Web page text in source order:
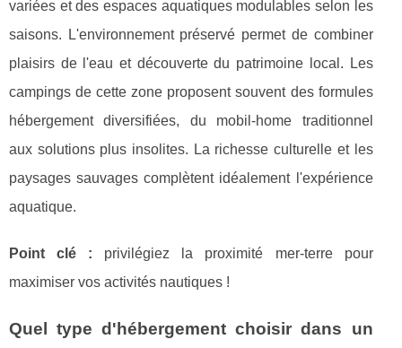
variées et des espaces aquatiques modulables selon les
saisons. L'environnement préservé permet de combiner
plaisirs de l'eau et découverte du patrimoine local. Les
campings de cette zone proposent souvent des formules
hébergement diversifiées, du mobil-home traditionnel
aux solutions plus insolites. La richesse culturelle et les
paysages sauvages complètent idéalement l'expérience
aquatique.
Point clé : privilégiez la proximité mer-terre pour
maximiser vos activités nautiques !
Quel type d'hébergement choisir dans un